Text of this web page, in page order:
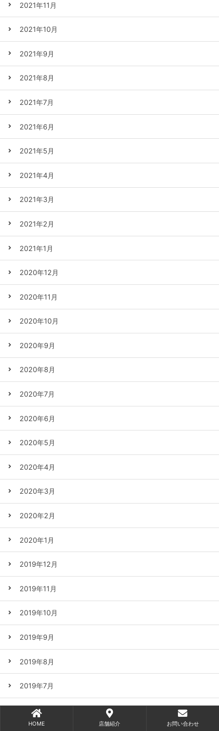
2021年11月
2021年10月
2021年9月
2021年8月
2021年7月
2021年6月
2021年5月
2021年4月
2021年3月
2021年2月
2021年1月
2020年12月
2020年11月
2020年10月
2020年9月
2020年8月
2020年7月
2020年6月
2020年5月
2020年4月
2020年3月
2020年2月
2020年1月
2019年12月
2019年11月
2019年10月
2019年9月
2019年8月
2019年7月
2019年6月
HOME 店舗紹介 お問い合わせ